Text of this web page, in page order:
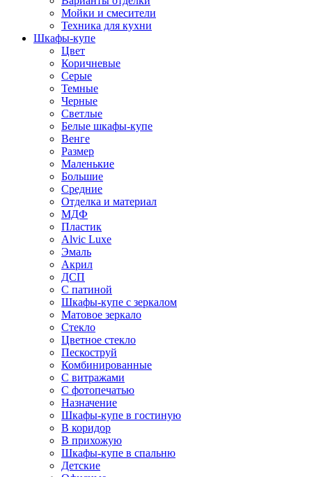
Мойки и смесители
Техника для кухни
Шкафы-купе
Цвет
Коричневые
Серые
Темные
Черные
Светлые
Белые шкафы-купе
Венге
Размер
Маленькие
Большие
Средние
Отделка и материал
МДФ
Пластик
Alvic Luxe
Эмаль
Акрил
ДСП
С патиной
Шкафы-купе с зеркалом
Матовое зеркало
Стекло
Цветное стекло
Пескоструй
Комбинированные
С витражами
С фотопечатью
Назначение
Шкафы-купе в гостиную
В коридор
В прихожую
Шкафы-купе в спальню
Детские